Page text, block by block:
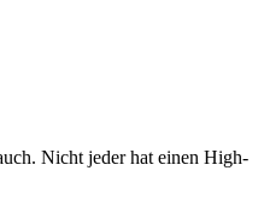
Nicht jeder hat einen High-